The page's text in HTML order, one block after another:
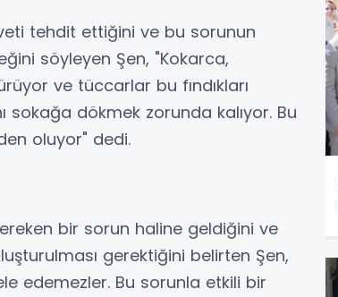
tehdit ettiğini ve bu sorunun
söyleyen Şen, "Kokarca,
ve tüccarlar bu fındıkları
sokağa dökmek zorunda kalıyor. Bu
oluyor" dedi.
bir sorun haline geldiğini ve
gerektiğini belirten Şen,
edemezler. Bu sorunla etkili bir